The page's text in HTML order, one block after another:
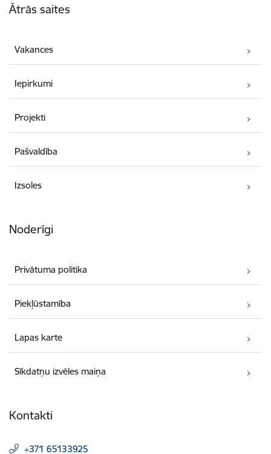
Ātrās saites
Vakances
Iepirkumi
Projekti
Pašvaldība
Izsoles
Noderīgi
Privātuma politika
Piekļūstamība
Lapas karte
Sīkdatņu izvēles maiņa
Kontakti
+371 65133925